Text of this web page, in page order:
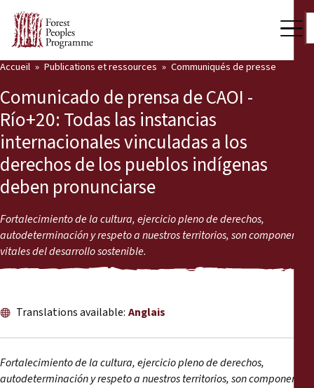
Qui nous sommes
Salle de presse
Notre travail
Voix des communautés
Partenaires et Pays
Dernières actualités
Publications et ressources
Rapports
Communiqués de presse
Accueil Publications et ressources Communiqués de presse
Comunicado de prensa de CAOI -
Río+20: Todas las instancias
internacionales vinculadas a los
derechos de los pueblos indígenas
deben pronunciarse
Fortalecimiento de la cultura, ejercicio pleno de derechos,
autodeterminación y respeto a nuestros territorios, son componentes
vitales del desarrollo sostenible.
Translations available: Anglais
Fortalecimiento de la cultura, ejercicio pleno de derechos,
autodeterminación y respeto a nuestros territorios, son componentes